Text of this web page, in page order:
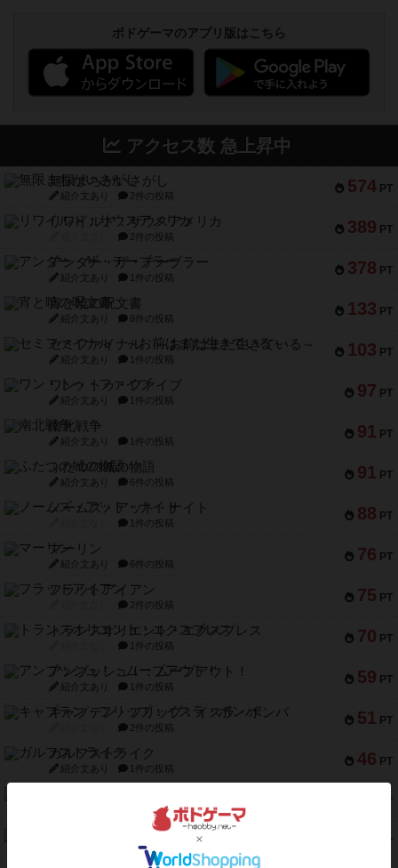
ボドゲーマのアプリ版はこちら
アクセス数 急上昇中
574 PT
無限まちがいさがし
紹介文あり 2件の投稿
389 PT
リワイルド：サウスアメリカ
2件の投稿
378 PT
アンダー・ザ・テーブラー
紹介文あり 1件の投稿
133 PT
宵と暁の呪文書
紹介文あり 8件の投稿
103 PT
セミファイナル ～お前はまだ生きている～
紹介文あり 1件の投稿
97 PT
ワン・トゥ・ファイブ
紹介文あり 1件の投稿
91 PT
南北戦争
紹介文あり 1件の投稿
91 PT
ふたつの城の物語
紹介文あり 6件の投稿
88 PT
ノームズ・アット・ナイト
1件の投稿
76 PT
マーリン
紹介文あり 6件の投稿
75 PT
フラットアイアン
2件の投稿
70 PT
トランスオリエント・エクスプレス
1件の投稿
59 PT
アンブッシュ！：ムーブアウト！
紹介文あり 1件の投稿
51 PT
キャプテン・フリップ：イスラ・ボンバ
2件の投稿
46 PT
ガルフストライク
紹介文あり 1件の投稿
PT
8件の投稿
PT
12件の投稿